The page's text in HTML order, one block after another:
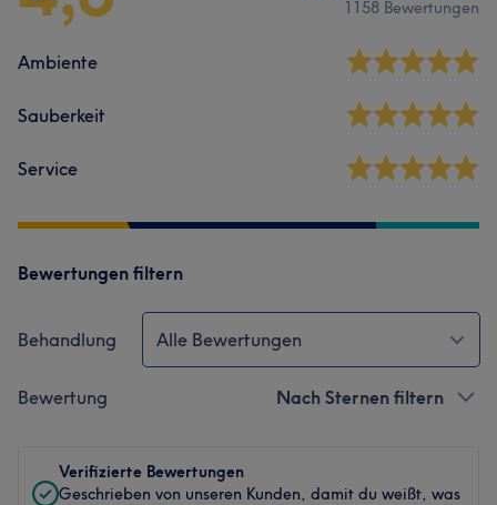
1158 Bewertungen
Ambiente
Sauberkeit
Service
Bewertungen filtern
Behandlung Alle Bewertungen
Bewertung Nach Sternen filtern
Verifizierte Bewertungen
Geschrieben von unseren Kunden, damit du weißt, was